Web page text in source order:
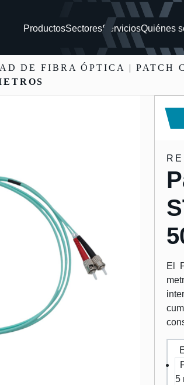
ProductosSectoresServiciosQuiénes
DE FIBRA ÓPTICA | PATCH
El
5